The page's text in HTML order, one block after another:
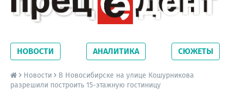
Новосибирской области. Читайте свежие
новости на сайте сетевого издания
Precedent.
НОВОСТИ АНАЛИТИКА СЮЖЕТЫ
Новости
В Новосибирске на улице Кошурникова
разрешили построить 15-этажную гостиницу